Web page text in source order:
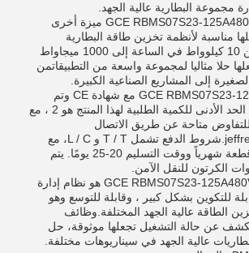
مجموعة البطارية عالية الجهد.
تعد قابلية توسيع GCE RBMS07S23-125A480V ميزة أخرى
مناسبة لأنظمة تخزين طاقة البطارية
المختلفة تتراوح بين 10 كيلوواط في الساعة إلى 1000 ميجاواط
حلا مثاليا لمجموعة واسعة من التطبيقاتمن
إلى المشاريع الصناعية الكبيرة.
تم اعتماد GCE RBMS07S23-125A480V مع شهادة CE وتم
تصنيعه في الصين. الحد الأدنى للكمية الطلبية لهذا المنتج هو 2 ، مع
متاحة عن طريق الاتصال
jeffreyth@hngce.com.شروط الدفع تشمل T / T و L / C، مع
قدرة إمداد 1000 قطعة شهرياً ووقت التسليم 20-25 يومًا. يتم
الكرتون للنقل الآمن.
بشكل عام ، فإن GCE RBMS07S23-125A480V هو نظام إدارة
للتكوين بشكل كبير ، وقابلة للتوسع وهو
الطاقة عالية الجهد المختلفة.وظائف
عن حالة التشغيل تجعلها موثوقة، حل
عالية الجهد في سيناريوهات مختلفة.